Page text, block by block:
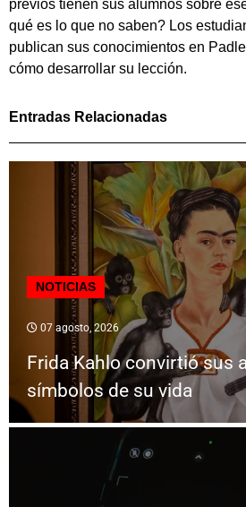
previos tienen sus alumnos sobre
qué es lo que no saben? Los
publican sus conocimientos en
cómo desarrollar su lección.
Entradas Relacionadas
NOTICIAS
07 agosto, 2026
Frida Kahlo convirtió sus
símbolos de su vida